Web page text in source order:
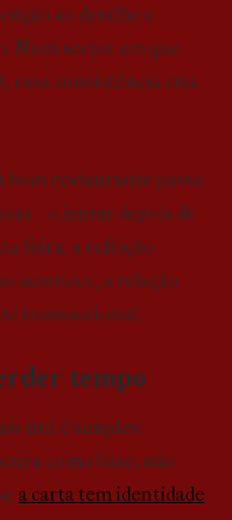
ao detalhe e
Num sector em que
essa consistência cria
bom restaurante passa
– o jantar depois de
feira, a refeição
acontece, a relação
transaccional.
tempo
útil é simples:
como base, não
a carta tem identidade,